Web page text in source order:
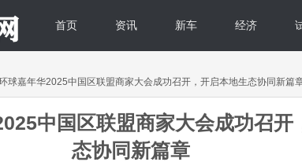
首页 资讯 新车 经济
球嘉年华2025中国区联盟商家大会成功召开，开启本地生态协同新篇
中国区联盟商家大会成功召开
态协同新篇章